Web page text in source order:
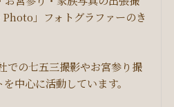
」フォトグラファーのき
での七五三撮影やお宮参り撮
中心に活動しています。